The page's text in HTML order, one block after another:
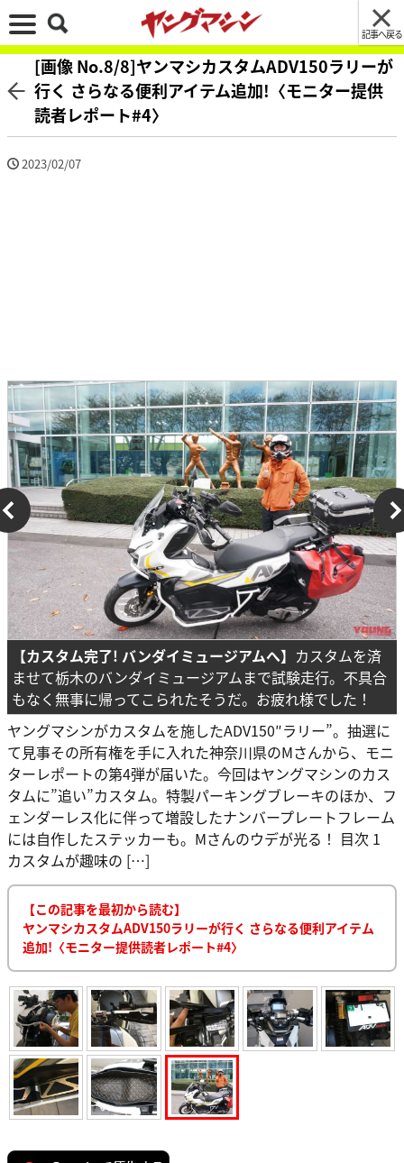
記事へ戻る
[画像 No.8/8]ヤンマシカスタムADV150ラリーが
行く さらなる便利アイテム追加!〈モニター提供
読者レポート#4〉
2023/02/07
【カスタム完了! バンダイミュージアムへ】 カスタムを済
ませて栃木のバンダイミュージアムまで試験走行。不具合
もなく無事に帰ってこられたそうだ。お疲れ様でした！
ヤングマシンがカスタムを施したADV150″ラリー”。抽選に
て見事その所有権を手に入れた神奈川県のMさんから、モニ
ターレポートの第4弾が届いた。今回はヤングマシンのカス
タムに”追い”カスタム。特製パーキングブレーキのほか、フ
ェンダーレス化に伴って増設したナンバープレートフレーム
には自作したステッカーも。Mさんのウデが光る！ 目次 1
カスタムが趣味の […]
【この記事を最初から読む】
ヤンマシカスタムADV150ラリーが行く さらなる便利アイテム
追加!〈モニター提供読者レポート#4〉